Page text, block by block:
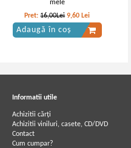
mele
Pret:16,00Lei 9,60 Lei
Adaugă în coș
Informatii utile
Achizitii cărți
Achizitii viniluri, casete, CD/DVD
Contact
Cum cumpar?